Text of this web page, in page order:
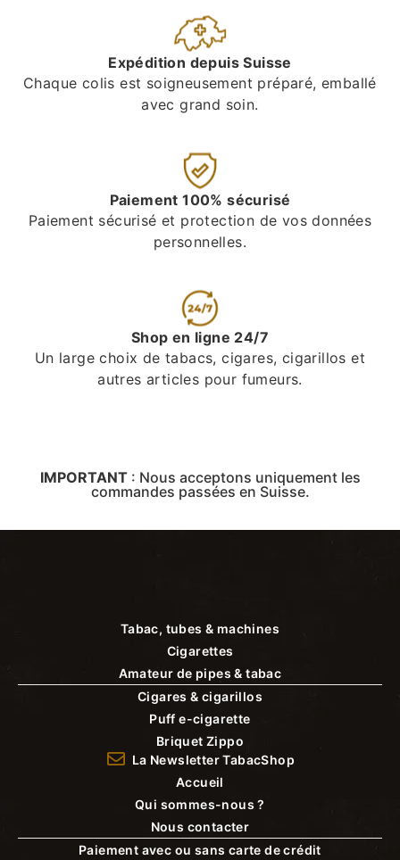
Expédition depuis Suisse
Chaque colis est soigneusement préparé, emballé
avec grand soin.
Paiement 100% sécurisé
Paiement sécurisé et protection de vos données
personnelles.
Shop en ligne 24/7
Un large choix de tabacs, cigares, cigarillos et
autres articles pour fumeurs.
IMPORTANT : Nous acceptons uniquement les
commandes passées en Suisse.
Tabac, tubes & machines
Cigarettes
Amateur de pipes & tabac
Cigares & cigarillos
Puff e-cigarette
Briquet Zippo
La Newsletter TabacShop
Accueil
Qui sommes-nous ?
Nous contacter
Paiement avec ou sans carte de crédit